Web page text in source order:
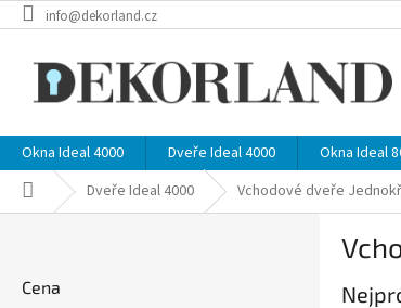
Přejít
na
info@dekorland.cz
Okna Ideal 4000 Dveře Ideal 4000 Okna Ideal
Domů Dveře Ideal 4000 Vchodové dveře
Cena